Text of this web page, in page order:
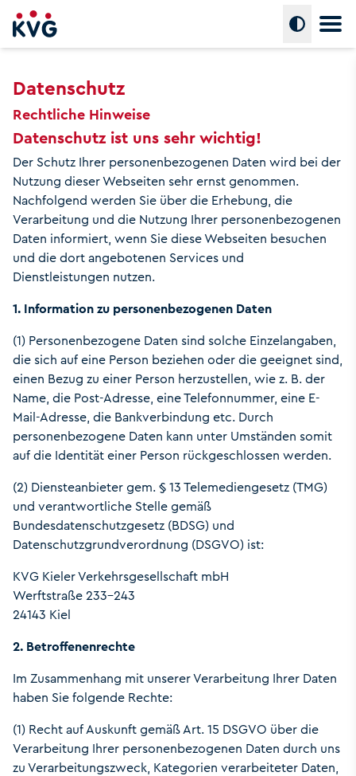
Datenschutz
Rechtliche Hinweise
Datenschutz ist uns sehr wichtig!
Der Schutz Ihrer personenbezogenen Daten wird bei der
Nutzung dieser Webseiten sehr ernst genommen.
Nachfolgend werden Sie über die Erhebung, die
Verarbeitung und die Nutzung Ihrer personenbezogenen
Daten informiert, wenn Sie diese Webseiten besuchen
und die dort angebotenen Services und
Dienstleistungen nutzen.
1. Information zu personenbezogenen Daten
(1) Personenbezogene Daten sind solche Einzelangaben,
die sich auf eine Person beziehen oder die geeignet sind,
einen Bezug zu einer Person herzustellen, wie z. B. der
Name, die Post-Adresse, eine Telefonnummer, eine E-
Mail-Adresse, die Bankverbindung etc. Durch
personenbezogene Daten kann unter Umständen somit
auf die Identität einer Person rückgeschlossen werden.
(2) Diensteanbieter gem. § 13 Telemediengesetz (TMG)
und verantwortliche Stelle gemäß
Bundesdatenschutzgesetz (BDSG) und
Datenschutzgrundverordnung (DSGVO) ist:
KVG Kieler Verkehrsgesellschaft mbH
Werftstraße 233-243
24143 Kiel
2. Betroffenenrechte
Im Zusammenhang mit unserer Verarbeitung Ihrer Daten
haben Sie folgende Rechte:
(1) Recht auf Auskunft gemäß Art. 15 DSGVO über die
Verarbeitung Ihrer personenbezogenen Daten durch uns
zu Verarbeitungszweck, Kategorien verarbeiteter Daten,